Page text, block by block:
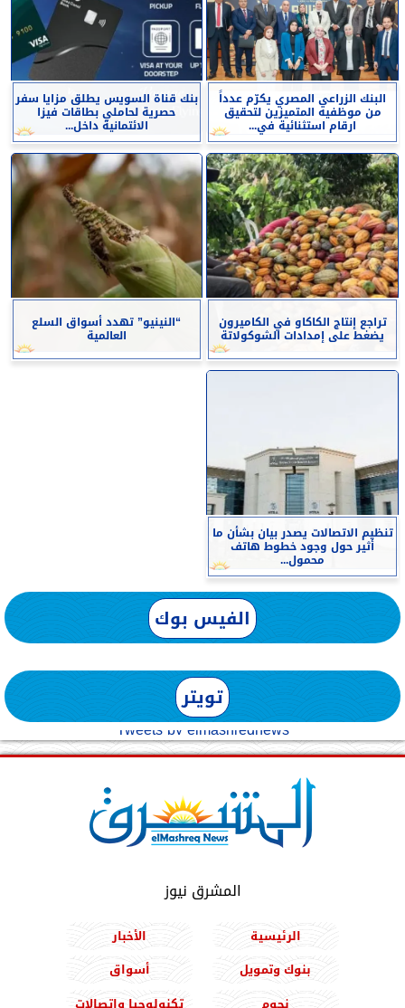
البنك الزراعي المصري يكرّم عدداً
من موظفيه المتميزين لتحقيق
ارقام استثنائية في...
بنك قناة السويس يطلق مزايا سفر
حصرية لحاملي بطاقات فيزا
الائتمانية داخل...
تراجع إنتاج الكاكاو في الكاميرون
يضغط على إمدادات الشوكولاتة
“النينيو” تهدد أسواق السلع
العالمية
تنظيم الاتصالات يصدر بيان بشأن ما
أثير حول وجود خطوط هاتف
محمول...
الفيس بوك
تويتر
Tweets by elmashreqnews
المشرق نيوز
الرئيسية
الأخبار
بنوك وتمويل
أسواق